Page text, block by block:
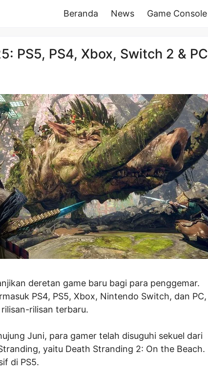
Beranda News Game Console
PS5, PS4, Xbox, Switch 2 & PC
deretan game baru bagi para penggemar.
PS4, PS5, Xbox, Nintendo Switch, dan PC,
rilisan terbaru.
Juni, para gamer telah disuguhi sekuel dari
yaitu Death Stranding 2: On the Beach.
di PS5.